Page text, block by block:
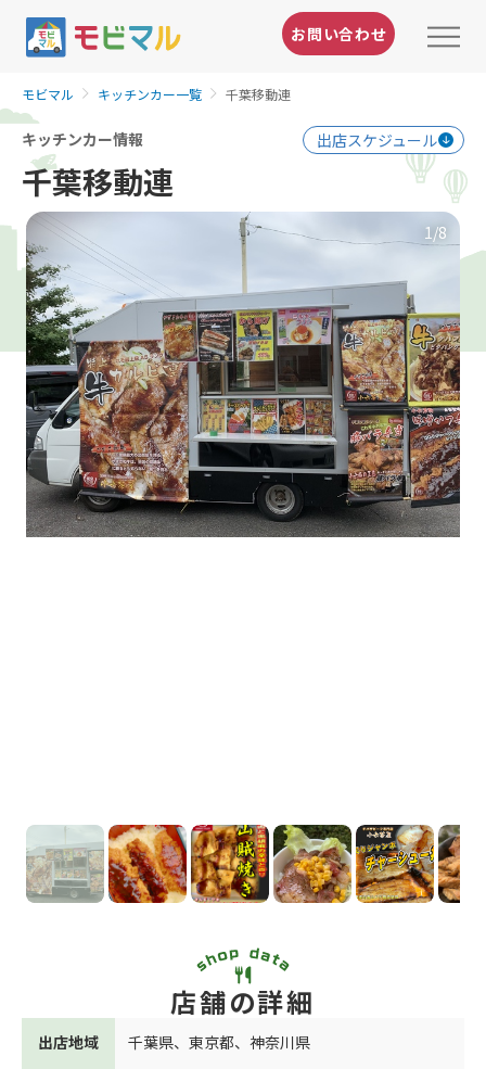
お問い合わせ
モビマル キッチンカー一覧 千葉移動連
キッチンカー情報 出店スケジュール
千葉移動連
1 /8
店舗の詳細
出店地域 千葉県、 東京都、 神奈川県